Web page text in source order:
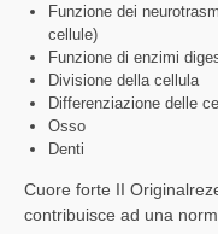
Funzione dei
cellule)
Funzione di enzimi
Divisione della cellula
Differenziazione delle
Osso
Denti
Cuore forte II
contribuisce ad una